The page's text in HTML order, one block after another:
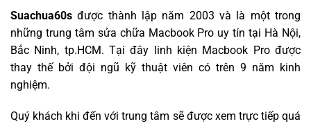
Suachua60s được thành lập năm 2003 và là một trong
những trung tâm sửa chữa Macbook Pro uy tín tại Hà Nội,
Bắc Ninh, tp.HCM. Tại đây linh kiện Macbook Pro được
thay thế bởi đội ngũ kỹ thuật viên có trên 9 năm kinh
nghiệm.
Quý khách khi đến với trung tâm sẽ được xem trực tiếp quá